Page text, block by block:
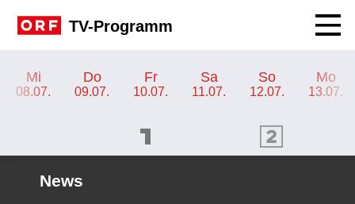
TV-Programm
Mi
08.07.
Do
09.07.
Fr
10.07.
Sa
11.07.
So
12.07.
Mo
13.07.
ORF 2 Programm
News